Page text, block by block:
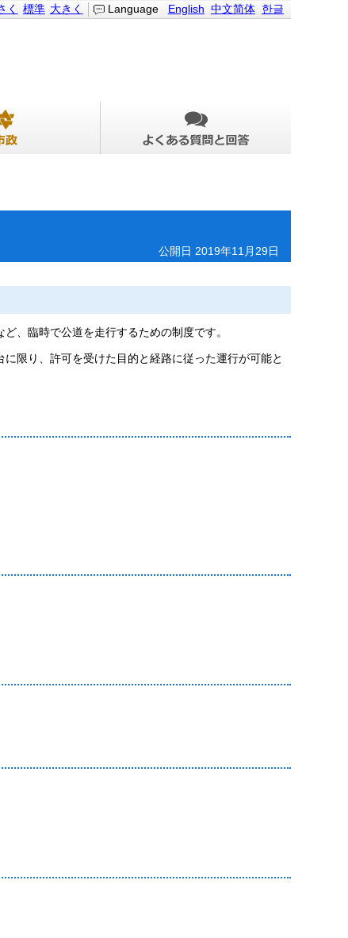
Language English 中文简体 한글
く 標準 大きく
公開日 2019年11月29日
、臨時で公道を走行するための制度です。
限り、許可を受けた目的と経路に従った運行が可能と